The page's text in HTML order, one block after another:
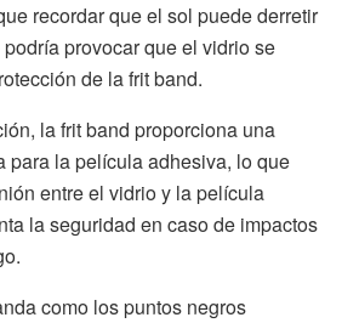
recordar que el sol puede derretir
provocar que el vidrio se
de la frit band.
la frit band proporciona una
para la película adhesiva, lo que
entre el vidrio y la película
la seguridad en caso de impactos
como los puntos negros